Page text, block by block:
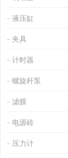
液压缸
夹具
计时器
螺旋杆泵
滤膜
电源砖
压力计